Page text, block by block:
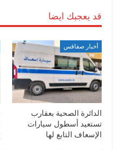
قد يعجبك ايضا
أخبار صفاقس
الدائرة الصحية بعقارب
تستعيد أسطول سيارات
الإسعاف التابع لها